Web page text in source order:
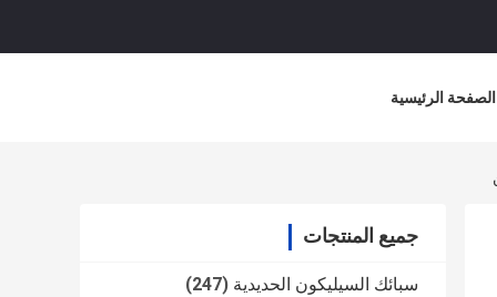
الصفحة الرئيسية
جميع المنتجات
سبائك السيليكون الحديدية (247)